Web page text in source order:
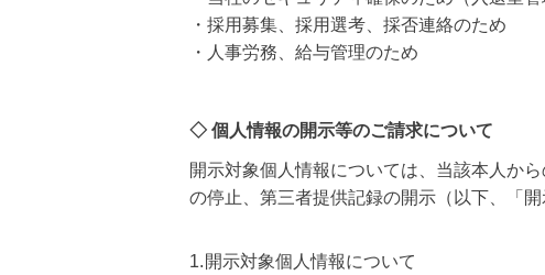
・採用募集、採用選考、採否連絡のため
・人事労務、給与管理のため
◇ 個人情報の開示等のご請求について
開示対象個人情報については、当該本人か
の停止、第三者提供記録の開示（以下、「
1. 開示対象個人情報について